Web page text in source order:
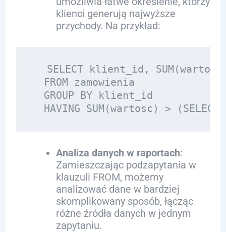
klienci generują najwyższe
przychody. Na przykład:
SELECT klient_id,
  FROM zamowienia
  GROUP BY klient_id
Analiza danych w raportach:
Zamieszczając podzapytania w
klauzuli FROM, możemy
analizować dane w bardziej
skomplikowany sposób, łącząc
różne źródła danych w jednym
zapytaniu.